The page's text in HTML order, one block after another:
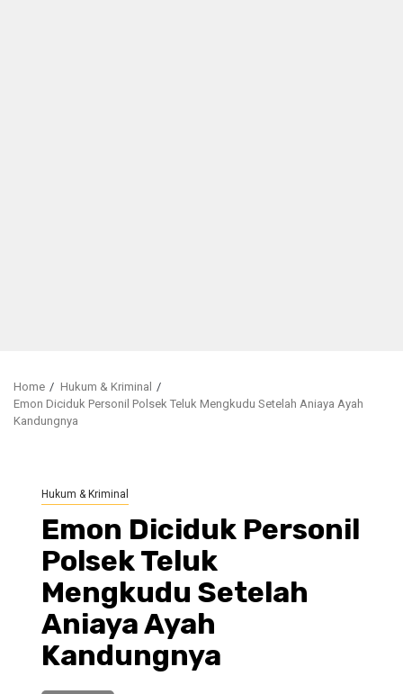
Home
Hukum & Kriminal
Emon Diciduk Personil Polsek Teluk Mengkudu Setelah Aniaya Ayah
Kandungnya
Hukum & Kriminal
Emon Diciduk Personil
Polsek Teluk
Mengkudu Setelah
Aniaya Ayah
Kandungnya